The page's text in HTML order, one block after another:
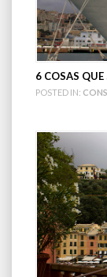
6 COSAS QUE
POSTED IN: